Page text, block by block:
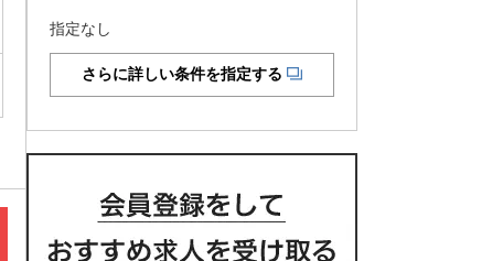
指定なし
さらに詳しい条件を指定する